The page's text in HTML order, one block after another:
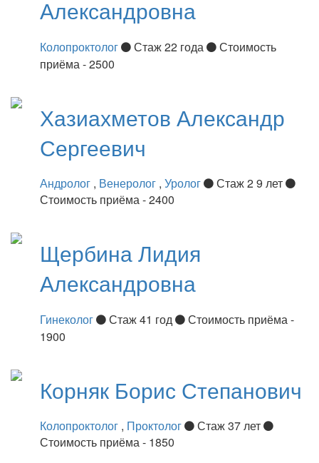
Александровна
Колопроктолог Стаж 22 года
Стоимость
приёма - 2500
Хазиахметов Александр
Сергеевич
Андролог , Венеролог , Уролог
Стаж 2 9 лет
Стоимость приёма - 2400
ЩербинаЛидия
Александровна
Гинеколог Стаж 41 год
Стоимость приёма -
1900
Корняк Борис Степанович
Колопроктолог , Проктолог
Стаж 37 лет
Стоимость приёма - 1850